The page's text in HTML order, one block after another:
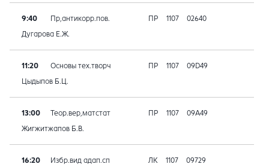
9:40 Пр,антикорр.пов. ПР 1107 02640
Дугарова Е.Ж.
11:20 Основы тех.творч ПР 1107 09D49
Цыдыпов Б.Ц.
13:00 Теор.вер,матстат ПР 1107 09A49
Жигжитжапов Б.В.
16:20 Избр.вид адап.сп ЛК 1107 09729